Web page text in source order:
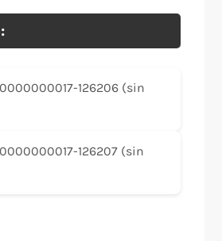
126206 (sin
126207 (sin